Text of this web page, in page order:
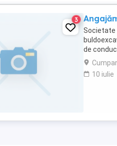
3
Societate
de
10 iulie